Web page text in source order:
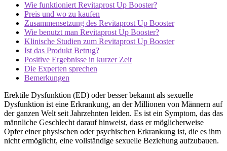
Wie funktioniert Revitaprost Up Booster?
Preis und wo zu kaufen
Zusammensetzung des Revitaprost Up Booster
Wie benutzt man Revitaprost Up Booster?
Klinische Studien zum Revitaprost Up Booster
Ist das Produkt Betrug?
Positive Ergebnisse in kurzer Zeit
Die Experten sprechen
Bemerkungen
Erektile Dysfunktion (ED) oder besser bekannt als sexuelle
Dysfunktion ist eine Erkrankung, an der Millionen von Männern auf
der ganzen Welt seit Jahrzehnten leiden. Es ist ein Symptom, das das
männliche Geschlecht darauf hinweist, dass er möglicherweise
Opfer einer physischen oder psychischen Erkrankung ist, die es ihm
nicht ermöglicht, eine vollständige sexuelle Beziehung aufzubauen.